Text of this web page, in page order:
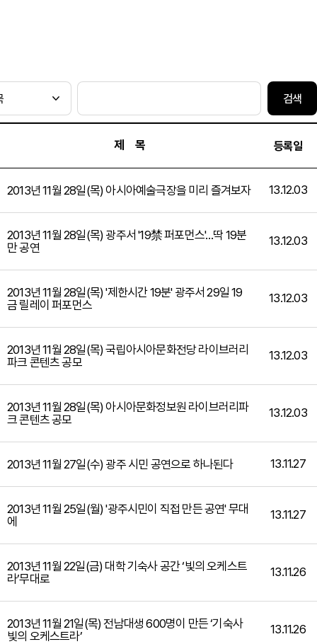
제 목 등록일
2013년 11월 28일(목) 아시아예술극장을 미리 즐겨보자 13.12.03
2013년 11월 28일(목) 광주서 '19禁 퍼포먼스'…딱 19분
만 공연
13.12.03
2013년 11월 28일(목) '제한시간 19분' 광주서 29일 19
금 릴레이 퍼포먼스
13.12.03
2013년 11월 28일(목) 국립아시아문화전당 라이브러리
파크 콘텐츠 공모
13.12.03
2013년 11월 28일(목) 아시아문화정보원 라이브러리파
크 콘텐츠 공모
13.12.03
2013년 11월 27일(수) 광주 시민 공연으로 하나된다 13.11.27
2013년 11월 25일(월) '광주시민이 직접 만든 공연' 무대
에
13.11.27
2013년 11월 22일(금) 대학 기숙사 공간 ‘빛의 오케스트
라’무대로
13.11.26
2013년 11월 21일(목) 전남대생 600명이 만든 ‘기숙사
빛의 오케스트라’
13.11.26
검색